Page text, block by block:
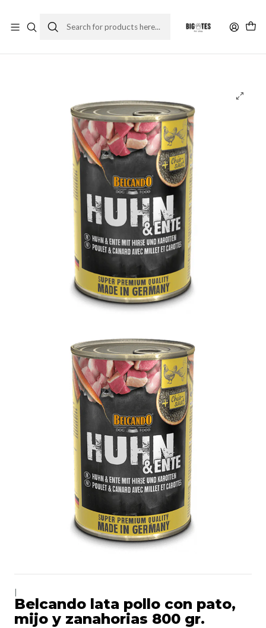
Belcando lata pollo con pato,
mijo y zanahorias 800 gr.